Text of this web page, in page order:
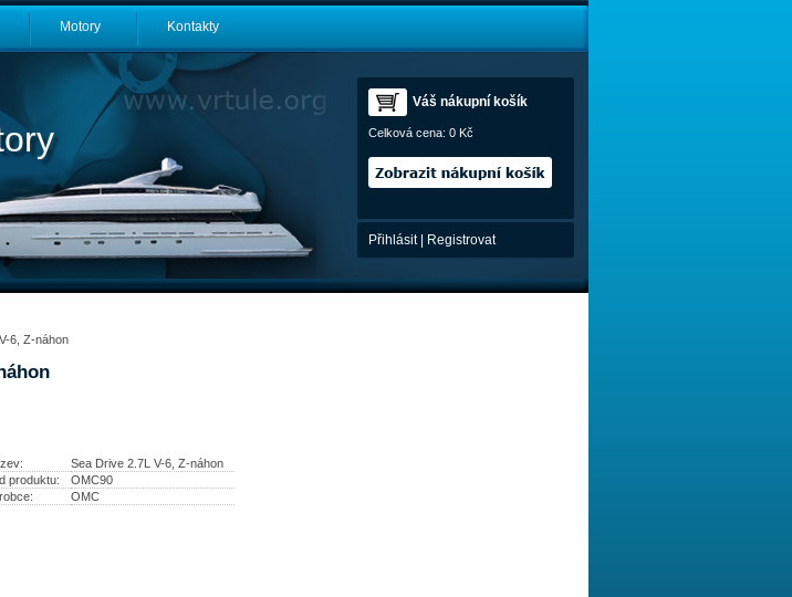
Motory Kontakty
Váš nákupní košík
Celková cena: 0 Kč
Přihlásit| Registrovat
6, Z-náhon
Sea Drive 2.7L V-6, Z-náhon
produktu:
OMC90
OMC